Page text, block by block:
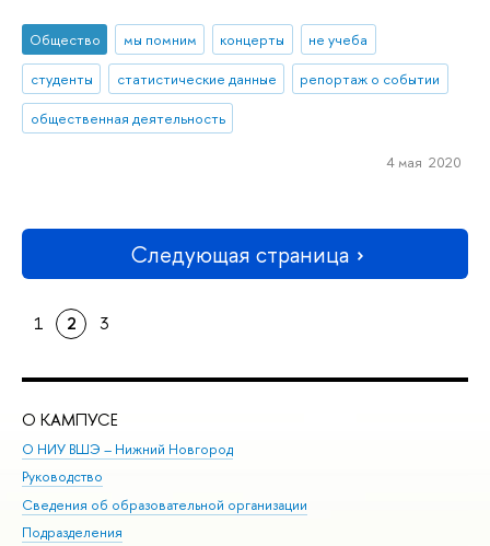
Общество мы помним концерты
не учеба
студенты
статистические данные
репортаж о событии
общественная деятельность
4 мая 2020
Следующая страница
1 2 3
О КАМПУСЕ
О НИУ ВШЭ – Нижний Новгород
Руководство
Сведения об образовательной организации
Подразделения